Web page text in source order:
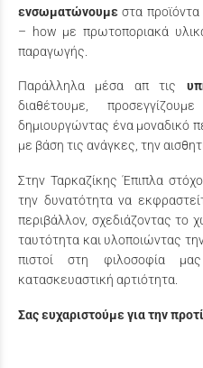
ενσωματώνουμε στα
– how με πρωτοποριακά
παραγωγής.
Παράλληλα μέσα απ τις
διαθέτουμε,
δημιουργώντας ένα μοναδικό
με βάση τις ανάγκες, την
Στην Ταρκαζίκης Έπιπλα
την δυνατότητα να
περιβάλλον, σχεδιάζοντας το
ταυτότητα και υλοποιώντας
πιστοί στη φιλοσοφία
κατασκευαστική αρτιότητα.
Σας ευχαριστούμε για την